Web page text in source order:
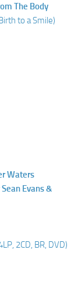
The Body
to a Smile)
Waters
Evans &
2CD, BR, DVD)